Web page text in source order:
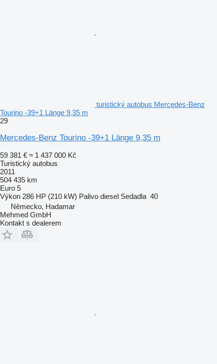
turistický autobus Mercedes-Benz
Tourino -39+1 Länge 9,35 m
29
Mercedes-Benz Tourino -39+1 Länge 9,35 m
59 381 € ≈ 1 437 000 Kč
Turistický autobus
2011
504 435 km
Euro 5
Výkon 286 HP (210 kW) Palivo diesel Sedadla 40
Německo, Hadamar
Mehmed GmbH
Kontakt s dealerem